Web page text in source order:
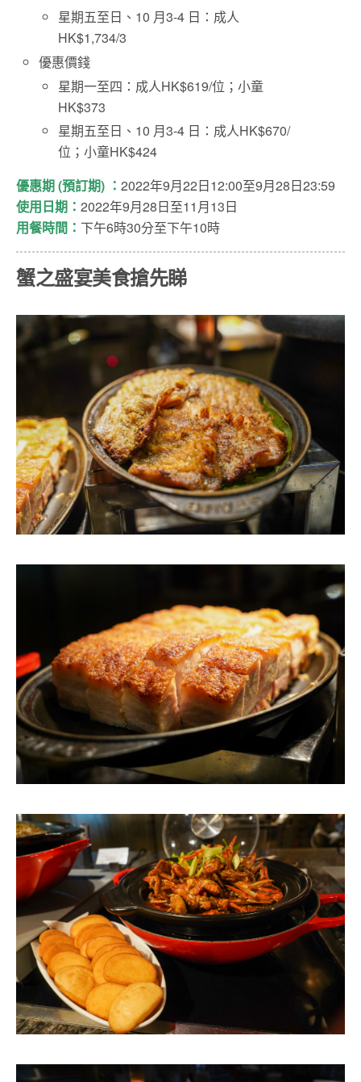
星期五至日、10 月3-4 日：成人
HK$1,734/3
優惠價錢
星期一至四：成人HK$619/位；小童
HK$373
星期五至日、10 月3-4 日：成人HK$670/
位；小童HK$424
優惠期(預訂期) ： 2022年9月22日12:00至9月28日23:59
使用日期： 2022年9月28日至11月13日
用餐時間： 下午6時30分至下午10時
蟹之盛宴美食搶先睇